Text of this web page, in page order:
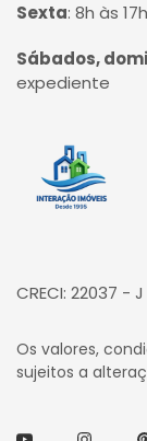
Sexta: 8h às 17h
Sábados,
expediente
Página inicial
CRECI: 22037 - J
Os valores,
sujeitos a